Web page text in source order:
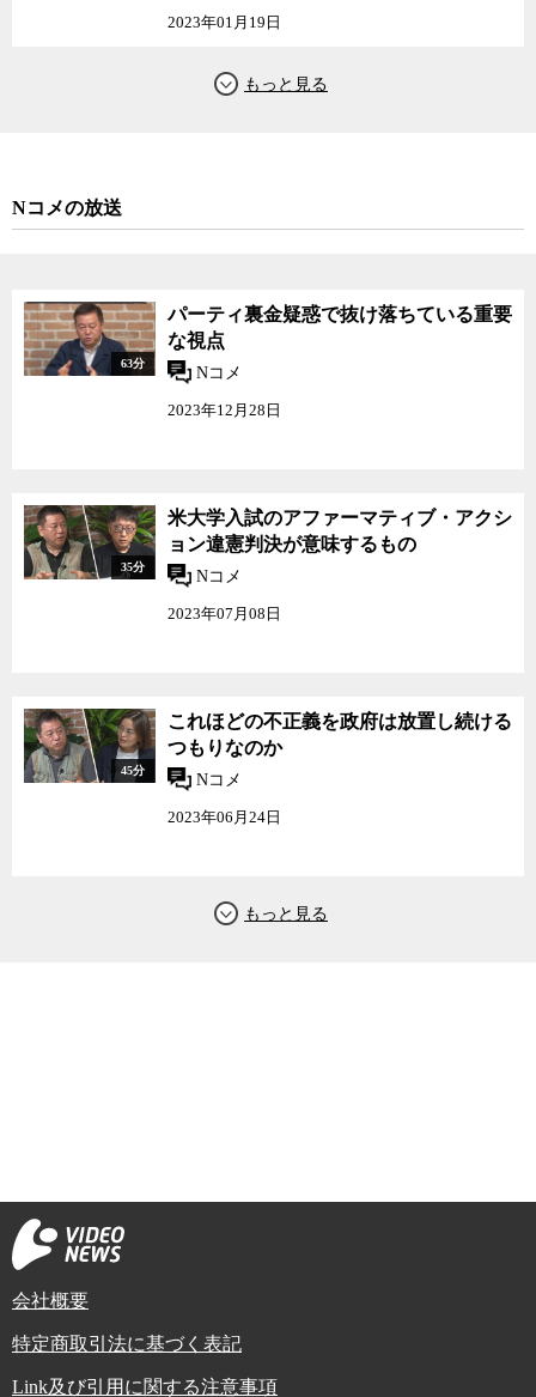
2023年01月19日
Nコメの放送
63分
パーティ裏金疑惑で抜け落ちている重要
な視点
Nコメ
2023年12月28日
35分
米大学入試のアファーマティブ・アクシ
ョン違憲判決が意味するもの
Nコメ
2023年07月08日
45分
これほどの不正義を政府は放置し続ける
つもりなのか
Nコメ
2023年06月24日
会社概要
特定商取引法に基づく表記
Link及び引用に関する注意事項